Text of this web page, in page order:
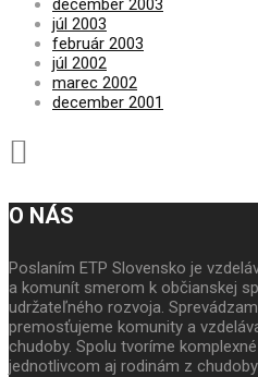
december 2003
júl 2003
február 2003
júl 2002
marec 2002
december 2001
O NÁS
Poslaním ETP Slovensko je
a komunít smerom k občianskej
udržateľného rozvoja.
premosťujeme komunity a
chudoby. Spolu tvoríme
jednotlivcom aj rodinám z